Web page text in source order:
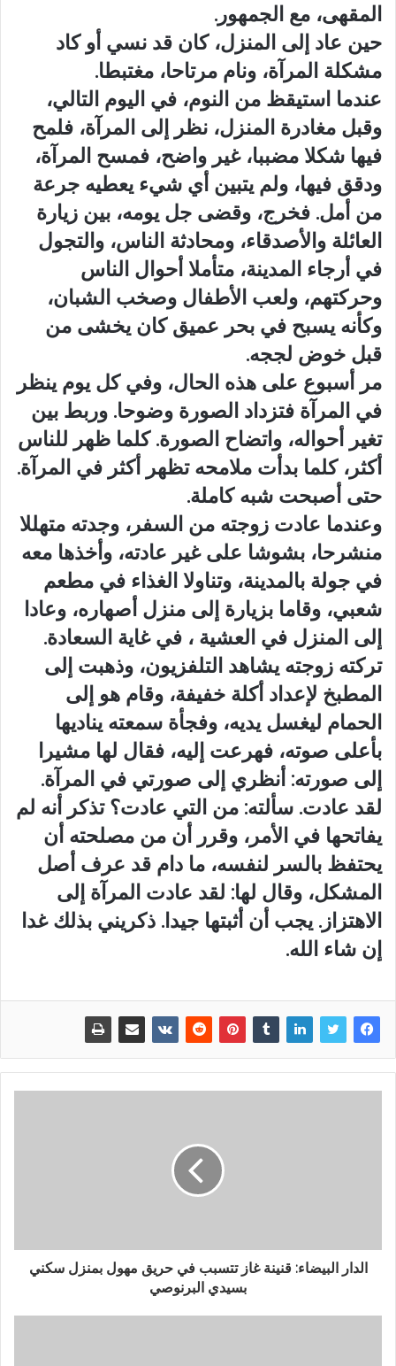
المقهى، مع الجمهور.
حين عاد إلى المنزل، كان قد نسي أو كاد
مشكلة المرآة، ونام مرتاحا، مغتبطا.
عندما استيقظ من النوم، في اليوم التالي،
وقبل مغادرة المنزل، نظر إلى المرآة، فلمح
فيها شكلا مضببا، غير واضح، فمسح المرآة،
ودقق فيها، ولم يتبين أي شيء يعطيه جرعة
من أمل. فخرج، وقضى جل يومه، بين زيارة
العائلة والأصدقاء، ومحادثة الناس، والتجول
في أرجاء المدينة، متأملا أحوال الناس
وحركتهم، ولعب الأطفال وصخب الشبان،
وكأنه يسبح في بحر عميق كان يخشى من
قبل خوض لججه.
مر أسبوع على هذه الحال، وفي كل يوم ينظر
في المرآة فتزداد الصورة وضوحا. وربط بين
تغير أحواله، واتضاح الصورة. كلما ظهر للناس
أكثر، كلما بدأت ملامحه تظهر أكثر في المرآة.
حتى أصبحت شبه كاملة.
وعندما عادت زوجته من السفر، وجدته متهللا
منشرحا، بشوشا على غير عادته، وأخذها معه
في جولة بالمدينة، وتناولا الغذاء في مطعم
شعبي، وقاما بزيارة إلى منزل أصهاره، وعادا
إلى المنزل في العشية ، في غاية السعادة.
تركته زوجته يشاهد التلفزيون، وذهبت إلى
المطبخ لإعداد أكلة خفيفة، وقام هو إلى
الحمام ليغسل يديه، وفجأة سمعته يناديها
بأعلى صوته، فهرعت إليه، فقال لها مشيرا
إلى صورته: أنظري إلى صورتي في المرآة.
لقد عادت. سألته: من التي عادت؟ تذكر أنه لم
يفاتحها في الأمر، وقرر أن من مصلحته أن
يحتفظ بالسر لنفسه، ما دام قد عرف أصل
المشكل، وقال لها: لقد عادت المرآة إلى
الاهتزاز. يجب أن أثبتها جيدا. ذكريني بذلك غدا
إن شاء الله.
الدار البيضاء: قنينة غاز تتسبب في حريق مهول بمنزل سكني
بسيدي البرنوصي